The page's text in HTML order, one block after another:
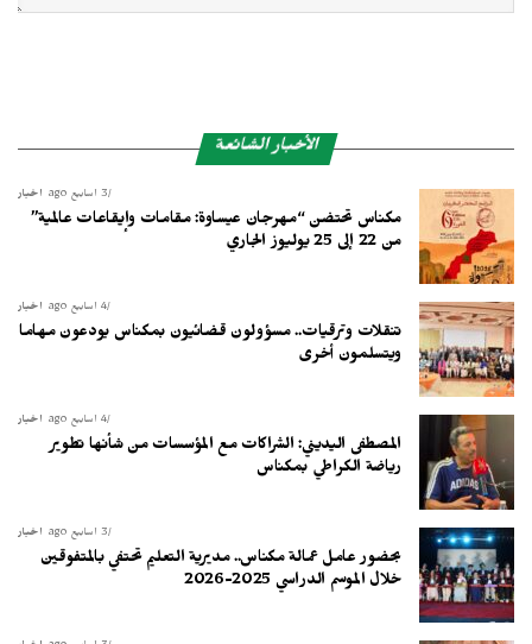
الأخبار الشائعة
أخبار 3 أسابيع ago
مكناس تحتضن “مهرجان عيساوة: مقامات وإيقاعات عالمية”
من 22 إلى 25 يوليوز الجاري
أخبار 4 أسابيع ago
تنقلات وترقيات.. مسؤولون قضائيون بمكناس يودعون مهاما
ويتسلمون أخرى
أخبار 4 أسابيع ago
المصطفى اليديني: الشراكات مع المؤسسات من شأنها تطوير
رياضة الكراطي بمكناس
أخبار 3 أسابيع ago
بحضور عامل عمالة مكناس.. مديرية التعليم تحتفي بالمتفوقين
خلال الموسم الدراسي 2025-2026